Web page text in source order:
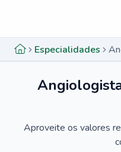
Especialidades
Aproveite os valores